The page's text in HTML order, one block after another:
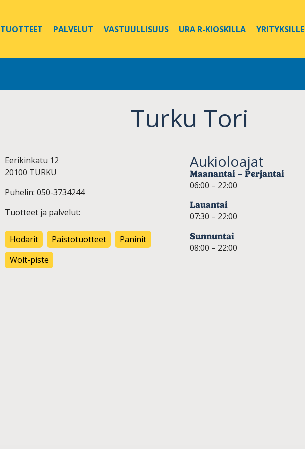
TUOTTEET PALVELUT VASTUULLISUUS URA R-KIOSKILLA YRITYKSILLE
Turku Tori
Eerikinkatu 12
20100 TURKU
Puhelin: 050-3734244
Tuotteet ja palvelut:
Hodarit Paistotuotteet
Paninit
Wolt-piste
Aukioloajat
Maanantai – Perjantai
06:00 – 22:00
Lauantai
07:30 – 22:00
Sunnuntai
08:00 – 22:00